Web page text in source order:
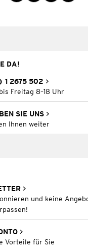
DA!
2675 502
Freitag 8–18 Uhr
SIE UNS
Ihnen weiter
und keine
Vorteile für Sie